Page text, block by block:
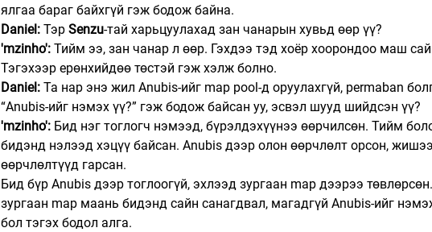
ялгаа бараг байхгүй гэж бодож байна.
Daniel: Тэр Senzu-тай харьцуулахад зан чанарын хувьд өөр үү?
'mzinho': Тийм ээ, зан чанар л өөр. Гэхдээ тэд хоёр хоорондоо маш
Тэгэхээр ерөнхийдөө төстэй гэж хэлж болно.
Daniel: Та нар энэ жил Anubis-ийг map pool-д оруулахгүй, permaban
“Anubis-ийг нэмэх үү?” гэж бодож байсан уу, эсвэл шууд шийдсэн үү?
'mzinho': Бид нэг тоглогч нэмээд, бүрэлдэхүүнээ өөрчилсөн. Тийм
бидэнд нэлээд хэцүү байсан. Anubis дээр олон өөрчлөлт орсон,
өөрчлөлтүүд гарсан.
Бид бүр Anubis дээр тоглоогүй, эхлээд зургаан map дээрээ
зургаан map маань бидэнд сайн санагдвал, магадгүй Anubis-ийг
бол тэгэх бодол алга.